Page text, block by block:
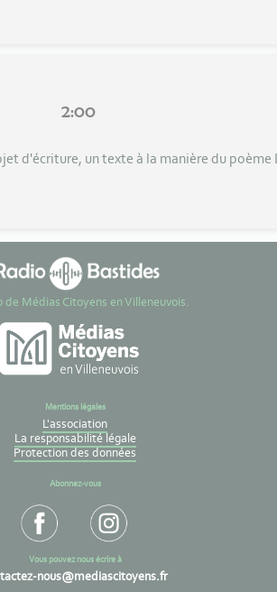
2:00
d'écriture, un texte à la manière du poème
de Médias Citoyens en Villeneuvois.
Mentions légales
L'association
La responsabilité légale
Protection des données
Abonnez-vous
Vous pouvez nous écrire à
nous@mediascitoyens.fr